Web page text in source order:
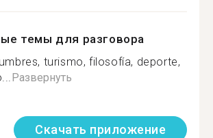
темы для разговора
turismo, filosofía, deporte,
Развернуть
Скачать приложение